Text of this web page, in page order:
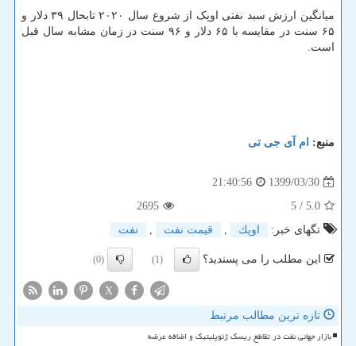
میانگین ارزش سبد نفتی اوپک از شروع سال ۲۰۲۰ تابحال ۳۹ دلار و
۶۵ سنت در مقایسه با ۶۵ دلار و ۹۶ سنت در زمان مشابه سال قبل
است.
منبع: ام آی جی تی
1399/03/30
21:40:56
5.0
/ 5
2695
تگهای خبر:
اوپك , قیمت نفت , نفت
این مطلب را می پسندید؟ (1)
(0)
X
تازه ترین مطالب مرتبط
بازار جهانی نفت در تقاطع ریسک ژئوپلیتیک و اضافه عرضه